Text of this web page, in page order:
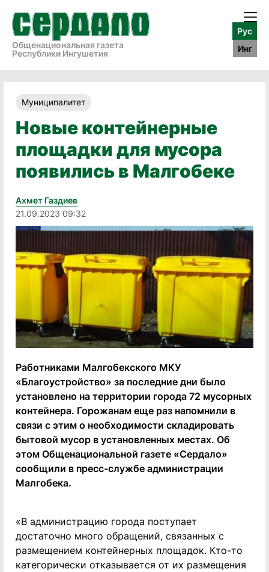
Общенациональная газета
Республики Ингушетия
Рус
Инг
Муниципалитет
Новые контейнерные
площадки для мусора
появились в Малгобеке
Ахмет Газдиев
21.09.2023 09:32
Работниками Малгобекского МКУ
«Благоустройство» за последние дни было
установлено на территории города 72 мусорных
контейнера. Горожанам еще раз напомнили в
связи с этим о необходимости складировать
бытовой мусор в установленных местах. Об
этом Общенациональной газете «Сердало»
сообщили в пресс-службе администрации
Малгобека.
«В администрацию города поступает
достаточно много обращений, связанных с
размещением контейнерных площадок. Кто-то
категорически отказывается от их размещения